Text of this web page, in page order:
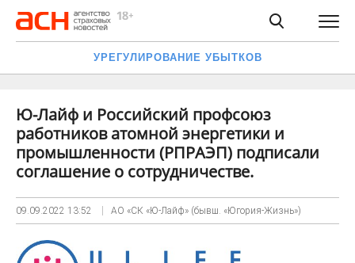
УРЕГУЛИРОВАНИЕ УБЫТКОВ
Ю-Лайф и Российский профсоюз
работников атомной энергетики и
промышленности (РПРАЭП) подписали
соглашение о сотрудничестве.
09.09.2022 13:52 АО «СК «Ю-Лайф» (бывш. «Югория-Жизнь»)